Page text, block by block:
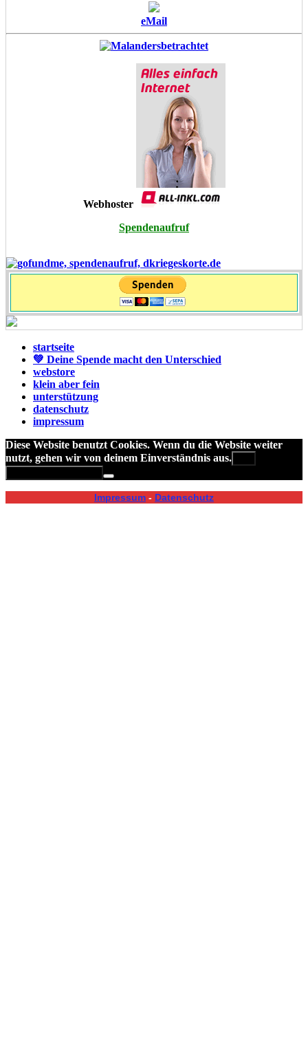
eMail
Webhoster
Spendenaufruf
startseite
💚 Deine Spende macht den Unterschied
webstore
klein aber fein
unterstützung
datenschutz
impressum
Diese Website benutzt Cookies. Wenn du die Website weiter
nutzt, gehen wir von deinem Einverständnis aus.
Impressum - Datenschutz